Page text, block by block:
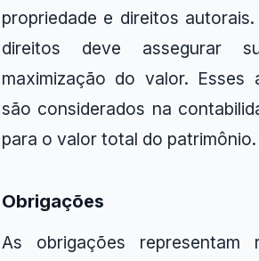
propriedade e direitos
direitos deve assegurar
maximização do valor. Esses
são considerados na
para o valor total do patrimônio.
Obrigações
As obrigações representam